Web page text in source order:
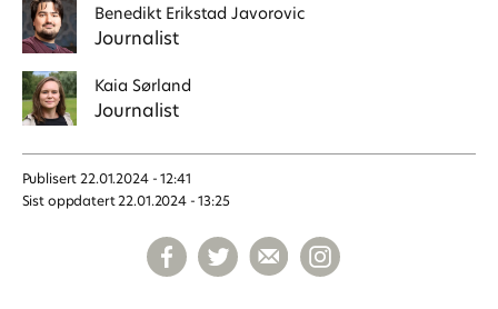
Benedikt Erikstad Javorovic
Journalist
Kaia Sørland
Journalist
Publisert 22.01.2024 - 12:41
Sist oppdatert 22.01.2024 - 13:25